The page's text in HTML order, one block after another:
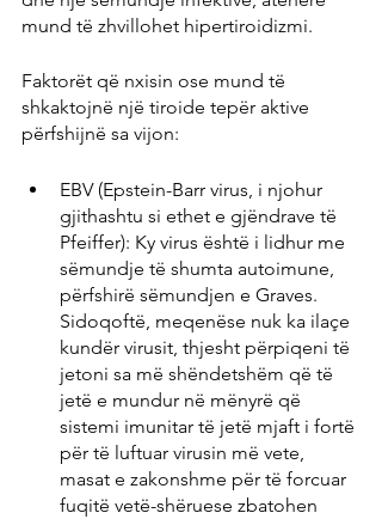
mund të zhvillohet hipertiroidizmi.
Faktorët që nxisin ose mund të
shkaktojnë një tiroide tepër aktive
përfshijnë sa vijon:
EBV (Epstein-Barr virus, i njohur
gjithashtu si ethet e gjëndrave të
Pfeiffer): Ky virus është i lidhur me
sëmundje të shumta autoimune,
përfshirë sëmundjen e Graves.
Sidoqoftë, meqenëse nuk ka ilaçe
kundër virusit, thjesht përpiqeni të
jetoni sa më shëndetshëm që të
jetë e mundur në mënyrë që
sistemi imunitar të jetë mjaft i fortë
për të luftuar virusin më vete,
masat e zakonshme për të forcuar
fuqitë vetë-shëruese zbatohen